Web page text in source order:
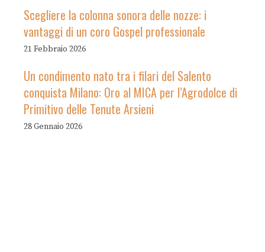
Scegliere la colonna sonora delle nozze: i
vantaggi di un coro Gospel professionale
21 Febbraio 2026
Un condimento nato tra i filari del Salento
conquista Milano: Oro al MICA per l’Agrodolce di
Primitivo delle Tenute Arsieni
28 Gennaio 2026